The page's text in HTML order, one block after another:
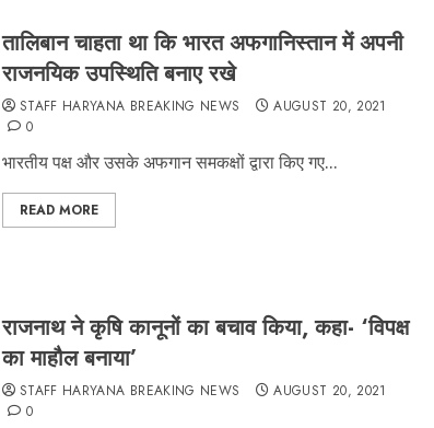
तालिबान चाहता था कि भारत अफगानिस्तान में अपनी
राजनयिक उपस्थिति बनाए रखे
STAFF HARYANA BREAKING NEWS
AUGUST 20, 2021
0
भारतीय पक्ष और उसके अफगान समकक्षों द्वारा किए गए...
READ MORE
राजनाथ ने कृषि कानूनों का बचाव किया, कहा- ‘विपक्ष
का माहौल बनाया’
STAFF HARYANA BREAKING NEWS
AUGUST 20, 2021
0